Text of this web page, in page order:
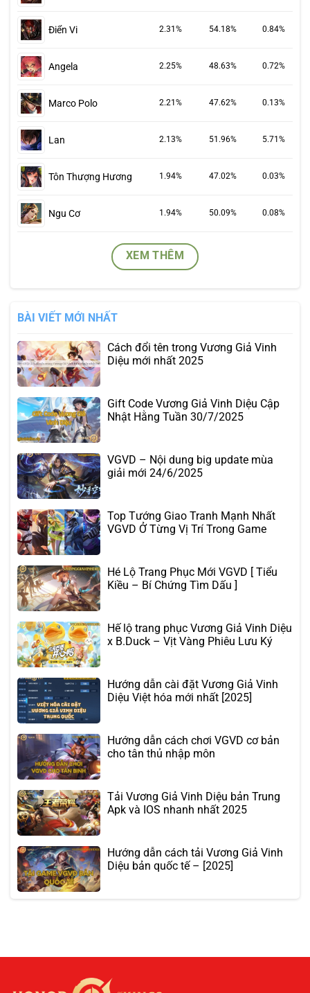
Điển Vi 2.31% 54.18% 0.84%
Angela 2.25% 48.63% 0.72%
Marco Polo 2.21% 47.62% 0.13%
Lan 2.13% 51.96% 5.71%
Tôn Thượng Hương 1.94% 47.02% 0.03%
Ngu Cơ 1.94% 50.09% 0.08%
XEM THÊM
BÀI VIẾT MỚI NHẤT
Cách đổi tên trong Vương Giả Vinh
Diệu mới nhất 2025
Gift Code Vương Giả Vinh Diệu Cập
Nhật Hằng Tuần 30/7/2025
VGVD – Nội dung big update mùa
giải mới 24/6/2025
Top Tướng Giao Tranh Mạnh Nhất
VGVD Ở Từng Vị Trí Trong Game
Hé Lộ Trang Phục Mới VGVD [ Tiểu
Kiều – Bí Chứng Tìm Dấu ]
Hế lộ trang phục Vương Giả Vinh Diệu
x B.Duck – Vịt Vàng Phiêu Lưu Ký
Hướng dẫn cài đặt Vương Giả Vinh
Diệu Việt hóa mới nhất [2025]
Hướng dẫn cách chơi VGVD cơ bản
cho tân thủ nhập môn
Tải Vương Giả Vinh Diệu bản Trung
Apk và IOS nhanh nhất 2025
Hướng dẫn cách tải Vương Giả Vinh
Diệu bản quốc tế – [2025]